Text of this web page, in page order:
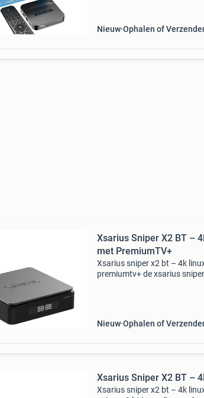
Nieuw Ophalen of
Xsarius Sniper X2 BT –
met PremiumTV+
Xsarius sniper x2 bt – 4k
premiumtv+ de xsarius
Nieuw Ophalen of
Xsarius Sniper X2 BT –
Xsarius sniper x2 bt – 4k